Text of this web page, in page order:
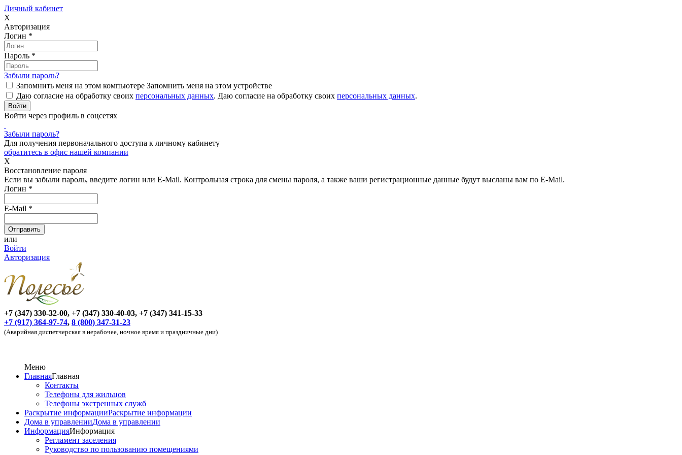
Личный кабинет
X
Авторизация
Логин *
Пароль *
Забыли пароль?
Запомнить меня на этом компьютере Запомнить меня на этом устройстве
Даю согласие на обработку своих персональных данных. Даю согласие на обработку своих персональных данных.
Войти через профиль в соцсетях
Забыли пароль?
Для получения первоначального доступа к личному кабинету
обратитесь в офис нашей компании
X
Восстановление пароля
Если вы забыли пароль, введите логин или E-Mail. Контрольная строка для смены пароля, а также ваши регистрационные данные будут высланы вам по E-Mail.
Логин *
E-Mail *
или
Войти
Авторизация
+7 (347) 330-32-00, +7 (347) 330-40-03, +7 (347) 341-15-33
+7 (917) 364-97-74, 8 (800) 347-31-23
(Аварийная диспетчерская в нерабочее, ночное время и праздничные дни)
Меню
ГлавнаяГлавная
Контакты
Телефоны для жильцов
Телефоны экстренных служб
Раскрытие информацииРаскрытие информации
Дома в управленииДома в управлении
ИнформацияИнформация
Регламент заселения
Руководство по пользованию помещениями